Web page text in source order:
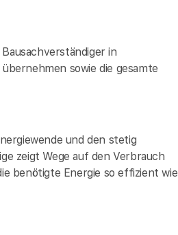
in
sowie die gesamte
und den stetig
zeigt Wege auf den Verbrauch
benötigte Energie so effizient wie